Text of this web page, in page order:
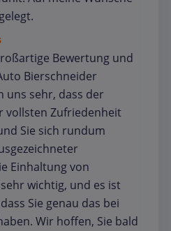
Bewertung und
Bierschneider
uns sehr, dass der
vollsten Zufriedenheit
Sie sich rundum
Einhaltung von
wichtig, und es ist
Sie genau das bei
Wir hoffen, Sie bald